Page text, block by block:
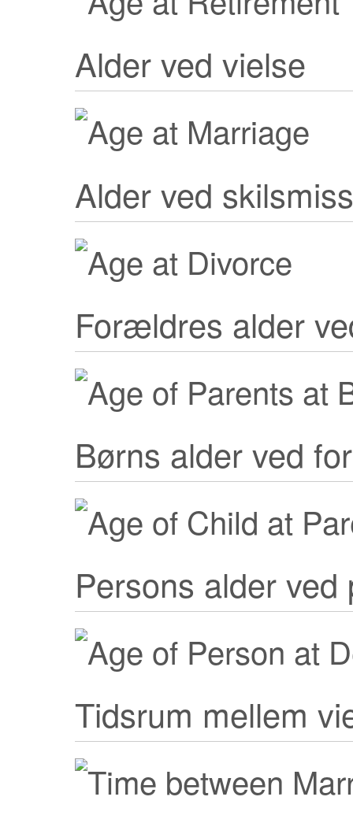
Alder ved vielse
Alder ved
Forældres alder
Børns alder ved
Persons alder
Tidsrum mellem